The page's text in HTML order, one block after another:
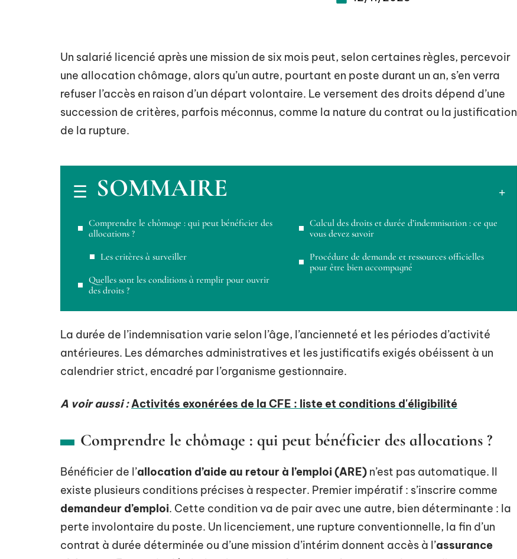
Un salarié licencié après une mission de six mois peut, selon certaines règles, percevoir
une allocation chômage, alors qu’un autre, pourtant en poste durant un an, s’en verra
refuser l’accès en raison d’un départ volontaire. Le versement des droits dépend d’une
succession de critères, parfois méconnus, comme la nature du contrat ou la justification
de la rupture.
SOMMAIRE
Comprendre le chômage : qui peut bénéficier des
allocations ?
Les critères à surveiller
Quelles sont les conditions à remplir pour ouvrir
des droits ?
Calcul des droits et durée d’indemnisation : ce que
vous devez savoir
Procédure de demande et ressources officielles
pour être bien accompagné
La durée de l’indemnisation varie selon l’âge, l’ancienneté et les périodes d’activité
antérieures. Les démarches administratives et les justificatifs exigés obéissent à un
calendrier strict, encadré par l’organisme gestionnaire.
A voir aussi :Activités exonérées de la CFE : liste et conditions d'éligibilité
Comprendre le chômage : qui peut bénéficier des allocations ?
Bénéficier de l’allocation d’aide au retour à l’emploi (ARE) n’est pas automatique. Il
existe plusieurs conditions précises à respecter. Premier impératif : s’inscrire comme
demandeur d’emploi. Cette condition va de pair avec une autre, bien déterminante : la
perte involontaire du poste. Un licenciement, une rupture conventionnelle, la fin d’un
contrat à durée déterminée ou d’une mission d’intérim donnent accès à l’assurance